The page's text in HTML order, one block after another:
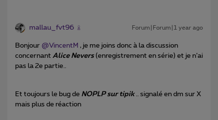
mallau_fvt96 Forum|Forum|1 year ago
Bonjour ​ @VincentM , je me joins donc à la discussion
concernant Alice Nevers(enregistrement en série) et je n’ai
pas la 2e partie..
Et toujours le bug de NOPLP sur tipik.. signalé en dm sur X
mais plus de réaction